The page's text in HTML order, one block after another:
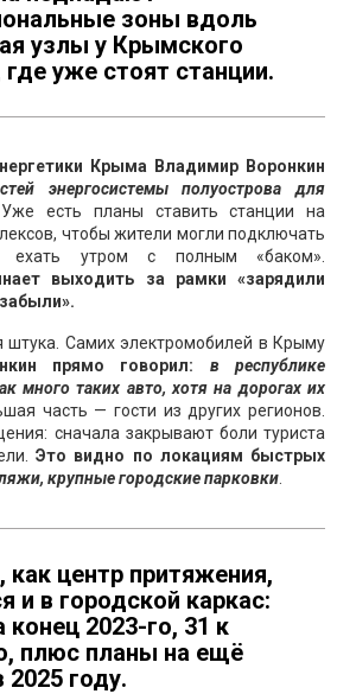
зоны вдоль
узлы у Крымского
уже стоят станции.
Крыма Владимир Воронкин
энергосистемы полуострова для
Уже есть планы ставить станции на
чтобы жители могли подключать
утром с полным «баком».
выходить за рамки «зарядили
штука. Самих электромобилей в Крыму
прямо говорил:
в республике
много таких авто, хотя на дорогах их
часть — гости из других регионов.
сначала закрывают боли туриста
Это видно по локациям быстрых
крупные городские парковки
как центр притяжения,
и в городской каркас:
конец 2023-го, 31 к
плюс планы на ещё
году.